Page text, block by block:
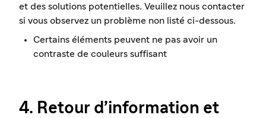
et des solutions potentielles. Veuillez nous contacter
si vous observez un problème non listé ci-dessous.
Certains éléments peuvent ne pas avoir un
contraste de couleurs suffisant
4. Retour d’information et